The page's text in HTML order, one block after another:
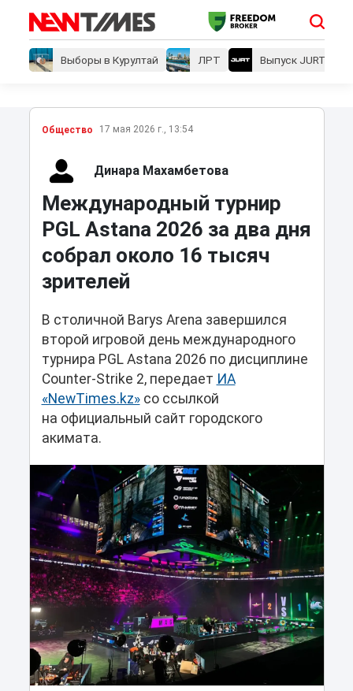
Выборы в Курултай ЛРТ Выпуск JURT
Общество 17 мая 2026 г., 13:54
Динара Махамбетова
Международный турнир
PGL Astana 2026 за два дня
собрал около 16 тысяч
зрителей
В столичной Barys Arena завершился
второй игровой день международного
турнира PGL Astana 2026 по дисциплине
Counter-Strike 2, передает ИА
«NewTimes.kz»со ссылкой
на официальный сайт городского
акимата.